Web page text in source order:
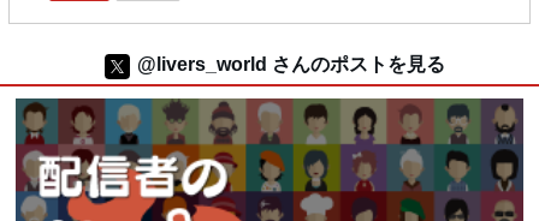
@livers_world さんのポストを見る